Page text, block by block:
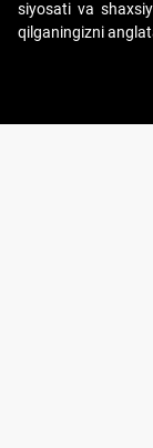
Copyright © 2017-
tashkil etish" AJ.
siyosati va
qilganingizni